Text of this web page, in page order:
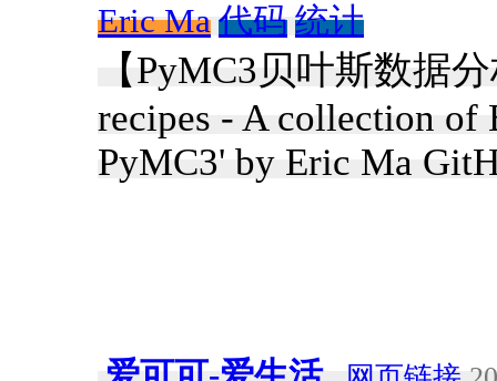
Eric Ma 代码 统计
【PyMC3贝叶斯数据
recipes - A collection of
PyMC3' by Eric Ma